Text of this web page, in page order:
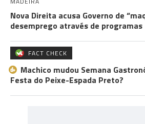
Nova Direita acusa Governo de
desemprego através de programas
FACT CHECK
Machico mudou Semana
Festa do Peixe-Espada Preto?